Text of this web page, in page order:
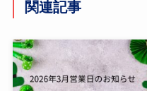
関連記事